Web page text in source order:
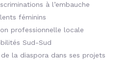
à l’embauche
féminins
professionnelle locale
Sud-Sud
la diaspora dans ses projets